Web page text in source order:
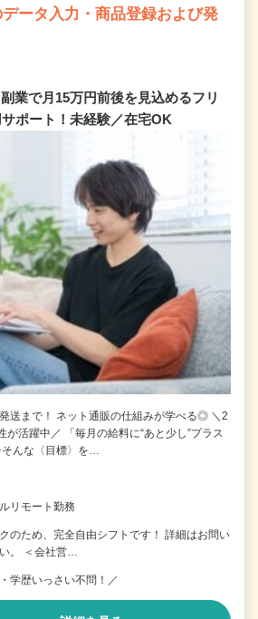
ータ入力・商品登録および発
業で月15万円前後を見込めるフリ
ポート！未経験／在宅OK
送まで！ ネット通販の仕組みが学べる◎ ＼2
が活躍中／ 「毎月の給料に“あと少し”プラス
んな〈目標〉を…
リモート勤務
のため、完全自由シフトです！ 詳細はお問い
。 ＜会社営…
学歴いっさい不問！／